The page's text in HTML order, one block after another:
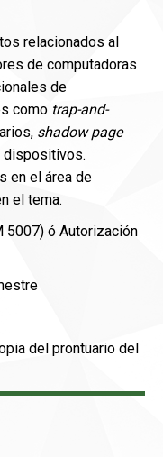
relacionados al
de computadoras
de
como trap-and-
shadow page
dispositivos.
en el área de
el tema.
5007) ó Autorización
del prontuario del